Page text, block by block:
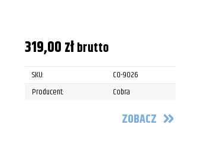
319,00złbrutto
SKU:
CO-9026
Producent:
Cobra
ZOBACZ